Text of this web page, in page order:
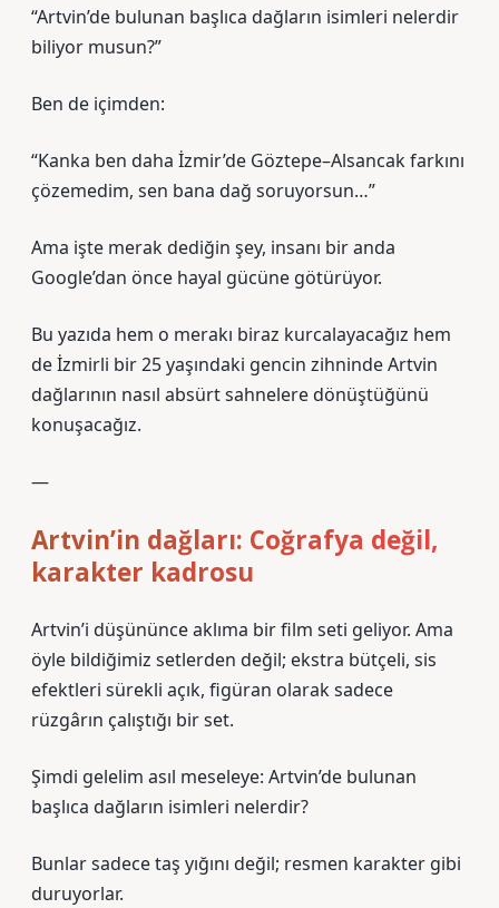
“Artvin’de bulunan başlıca dağların isimleri nelerdir
biliyor musun?”
Ben de içimden:
“Kanka ben daha İzmir’de Göztepe–Alsancak farkını
çözemedim, sen bana dağ soruyorsun…”
Ama işte merak dediğin şey, insanı bir anda
Google’dan önce hayal gücüne götürüyor.
Bu yazıda hem o merakı biraz kurcalayacağız hem
de İzmirli bir 25 yaşındaki gencin zihninde Artvin
dağlarının nasıl absürt sahnelere dönüştüğünü
konuşacağız.
—
Artvin’in dağları: Coğrafya değil,
karakter kadrosu
Artvin’i düşününce aklıma bir film seti geliyor. Ama
öyle bildiğimiz setlerden değil; ekstra bütçeli, sis
efektleri sürekli açık, figüran olarak sadece
rüzgârın çalıştığı bir set.
Şimdi gelelim asıl meseleye: Artvin’de bulunan
başlıca dağların isimleri nelerdir?
Bunlar sadece taş yığını değil; resmen karakter gibi
duruyorlar.